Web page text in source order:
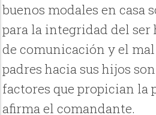
buenos modales en casa
para la integridad del ser
de comunicación y el
padres hacia sus hijos
factores que propician la
afirma el comandante.